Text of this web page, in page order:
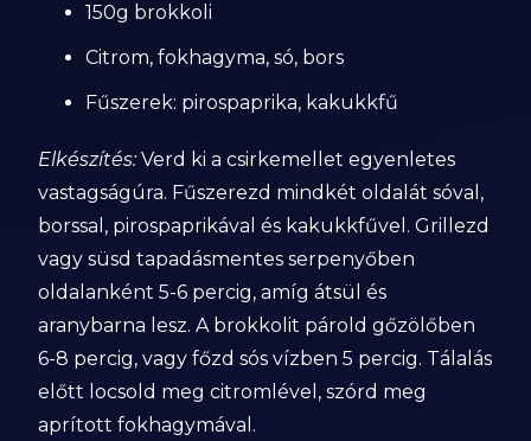
150g brokkoli
Citrom, fokhagyma, só, bors
Fűszerek: pirospaprika, kakukkfű
Elkészítés:Verd ki a csirkemellet egyenletes
vastagságúra. Fűszerezd mindkét oldalát sóval,
borssal, pirospaprikával és kakukkfűvel. Grillezd
vagy süsd tapadásmentes serpenyőben
oldalanként 5-6 percig, amíg átsül és
aranybarna lesz. A brokkolit párold gőzölőben
6-8 percig, vagy főzd sós vízben 5 percig. Tálalás
előtt locsold meg citromlével, szórd meg
aprított fokhagymával.